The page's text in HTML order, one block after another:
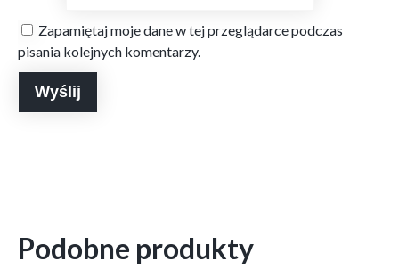
Zapamiętaj moje dane w tej przeglądarce podczas
pisania kolejnych komentarzy.
Podobne produkty